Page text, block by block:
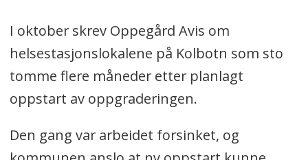
I oktober skrev Oppegård Avis om
helsestasjonslokalene på Kolbotn som sto
tomme flere måneder etter planlagt
oppstart av oppgraderingen.
Den gang var arbeidet forsinket, og